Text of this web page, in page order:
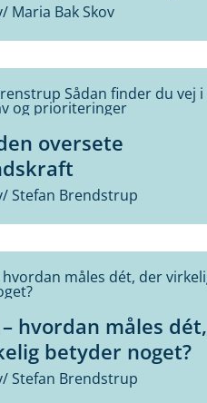
Maria Bak Skov
oversete
Stefan Brendstrup
hvordan måles dét,
betyder noget?
Stefan Brendstrup